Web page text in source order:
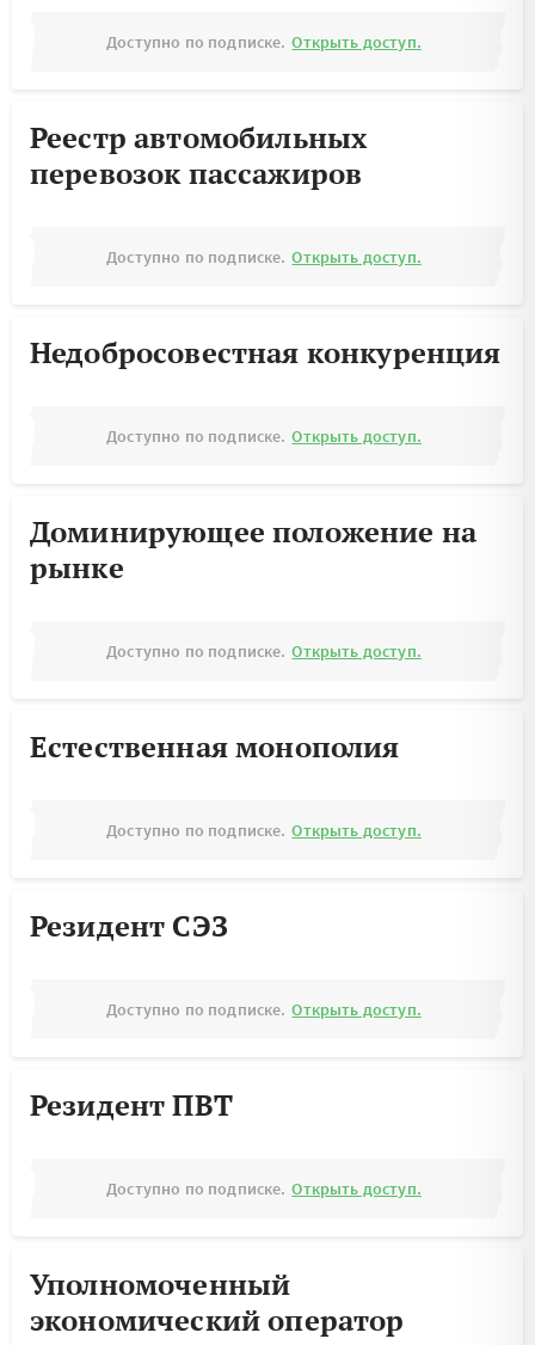
Доступно по подписке. Открыть доступ.
Реестр автомобильных
перевозок пассажиров
Доступно по подписке. Открыть доступ.
Недобросовестная конкуренция
Доступно по подписке. Открыть доступ.
Доминирующее положение на
рынке
Доступно по подписке. Открыть доступ.
Естественная монополия
Доступно по подписке. Открыть доступ.
Резидент СЭЗ
Доступно по подписке. Открыть доступ.
Резидент ПВТ
Доступно по подписке. Открыть доступ.
Уполномоченный
экономический оператор